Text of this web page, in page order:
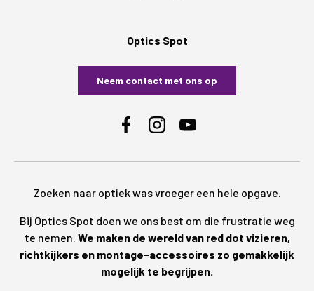
Optics Spot
Neem contact met ons op
FacebookInstagramYouTube
Zoeken naar optiek was vroeger een hele opgave.
Bij Optics Spot doen we ons best om die frustratie weg
te nemen. We maken de wereld van red dot vizieren,
richtkijkers en montage-accessoires zo gemakkelijk
mogelijk te begrijpen.